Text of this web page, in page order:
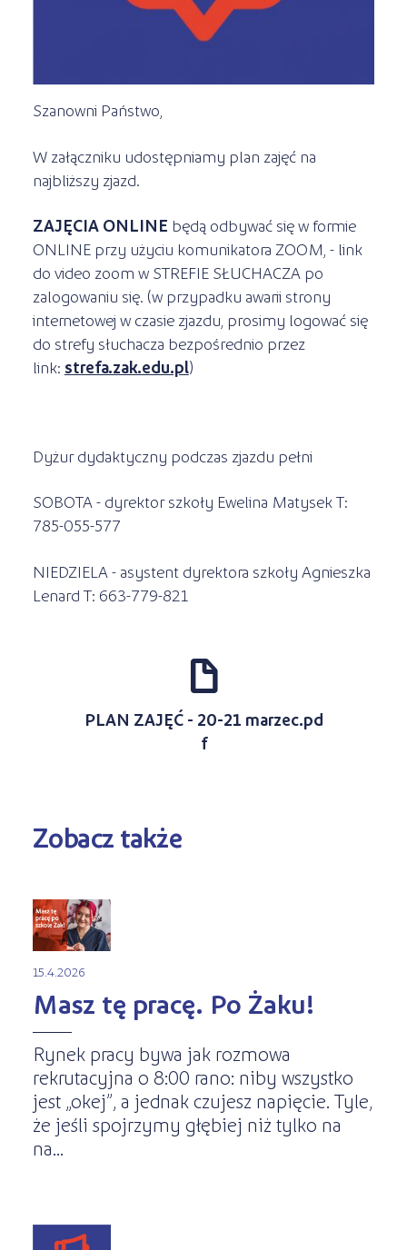
STREFA SŁUCHACZA
Szanowni Państwo,
W załączniku udostępniamy plan zajęć na
najbliższy zjazd.
ZAJĘCIA ONLINE będą odbywać się w formie
ONLINE przy użyciu komunikatora ZOOM, - link
do video zoom w STREFIE SŁUCHACZA po
zalogowaniu się. (w przypadku awarii strony
internetowej w czasie zjazdu, prosimy logować się
do strefy słuchacza bezpośrednio przez
link: strefa.zak.edu.pl)
Dyżur dydaktyczny podczas zjazdu pełni
SOBOTA - dyrektor szkoły Ewelina Matysek T:
785-055-577
NIEDZIELA - asystent dyrektora szkoły Agnieszka
Lenard T: 663-779-821
d
PLAN ZAJĘĆ - 20-21 marzec.pd
f
Zobacz także
15.4.2026
Masz tę pracę. Po Żaku!
Rynek pracy bywa jak rozmowa
rekrutacyjna o 8:00 rano: niby wszystko
jest „okej”, a jednak czujesz napięcie. Tyle,
że jeśli spojrzymy głębiej niż tylko na
na...